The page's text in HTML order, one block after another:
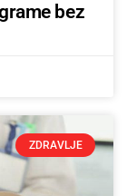
bez
ZDRAVLJE